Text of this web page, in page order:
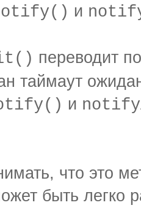
и
переводит
таймаут
и
что это
быть легко